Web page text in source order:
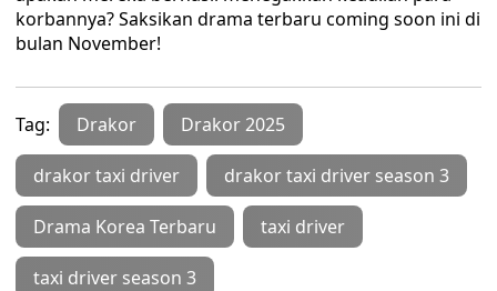
korbannya? Saksikan drama terbaru coming soon ini di
bulan November!
Tag: Drakor Drakor 2025
drakor taxi driver drakor taxi driver season 3
Drama Korea Terbaru taxi driver
taxi driver season 3